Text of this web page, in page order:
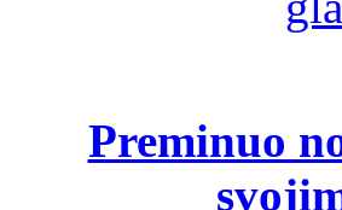
Preminuo